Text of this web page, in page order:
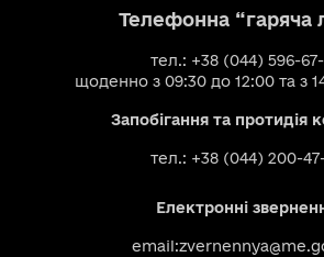
Телефонна “гаряча
тел.: +38 (044) 596-
щоденно з 09:30 до 12:00 та з
Запобігання та протидія
тел.: +38 (044) 200-
Електронні
email: